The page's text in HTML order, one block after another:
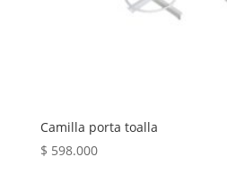
Camilla porta toalla
$ 598.000